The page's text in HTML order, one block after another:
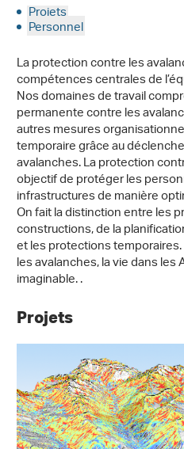
Projets
Personnel
La protection contre les
compétences centrales de
Nos domaines de travail
permanente contre les
autres mesures
temporaire grâce au
avalanches. La protection
objectif de protéger les
infrastructures de manière
On fait la distinction entre les
constructions, de la
et les protections
les avalanches, la vie dans
imaginable. .
Projets